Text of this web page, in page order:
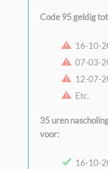
Code 95 geldig
​16-10-
​07-03-
​12-07-
Etc.
35 uren
voor:
​16-10-